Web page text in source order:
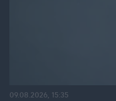
09.08.2026, 15:35